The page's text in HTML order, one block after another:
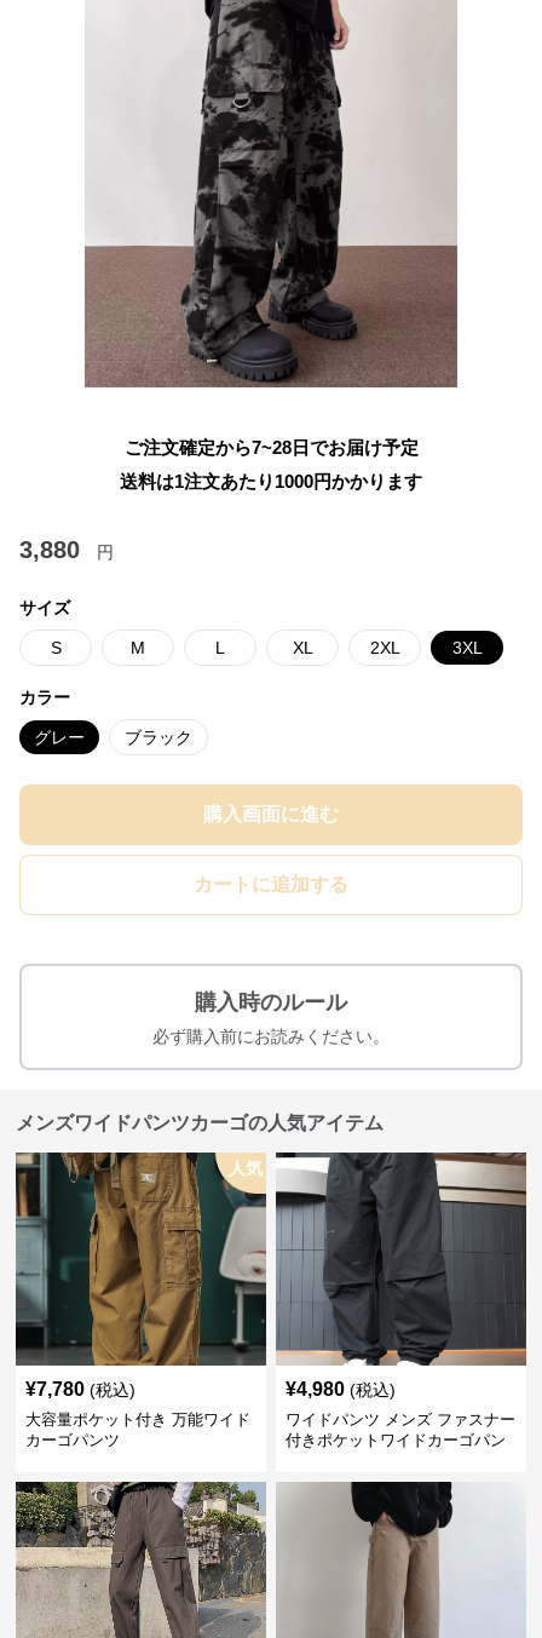
ご注文確定から7~28日でお届け予定
送料は1注文あたり 1000円かかります
3,880 円
サイズ
S M L XL 2XL 3XL
カラー
グレー ブラック
購入画面に進む
カートに追加する
購入時のルール
必ず購入前にお読みください。
メンズワイドパンツカーゴの人気アイテム
人気
¥7,780 (税込)
大容量ポケット付き 万能ワイド
カーゴパンツ
¥4,980 (税込)
ワイドパンツ メンズ ファスナー
付きポケットワイドカーゴパン